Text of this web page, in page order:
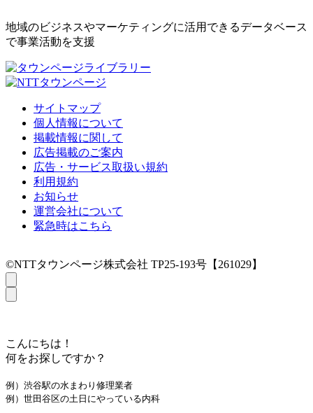
地域のビジネスやマーケティングに活用できるデータベース
で事業活動を支援
サイトマップ
個人情報について
掲載情報に関して
広告掲載のご案内
広告・サービス取扱い規約
利用規約
お知らせ
運営会社について
緊急時はこちら
©NTTタウンページ株式会社 TP25-193号【261029】
こんにちは！
何をお探しですか？
例）渋谷駅の水まわり修理業者
例）世田谷区の土日にやっている内科